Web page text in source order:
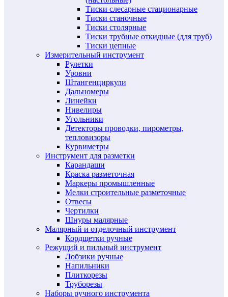
Тиски слесарные стационарные
Тиски станочные
Тиски столярные
Тиски трубные откидные (для труб)
Тиски цепные
Измерительный инструмент
Рулетки
Уровни
Штангенциркули
Дальномеры
Линейки
Нивелиры
Угольники
Детекторы проводки, пирометры,
тепловизоры
Курвиметры
Инструмент для разметки
Карандаши
Краска разметочная
Маркеры промышленные
Мелки строительные разметочные
Отвесы
Чертилки
Шнуры малярные
Малярный и отделочный инструмент
Кордщетки ручные
Режущий и пильный инструмент
Лобзики ручные
Напильники
Плиткорезы
Труборезы
Наборы ручного инструмента